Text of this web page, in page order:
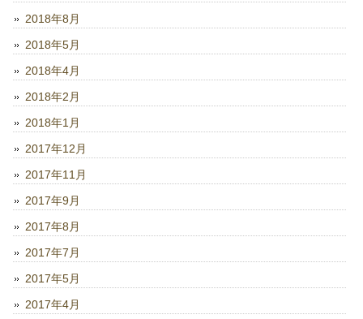
2018年8月
2018年5月
2018年4月
2018年2月
2018年1月
2017年12月
2017年11月
2017年9月
2017年8月
2017年7月
2017年5月
2017年4月